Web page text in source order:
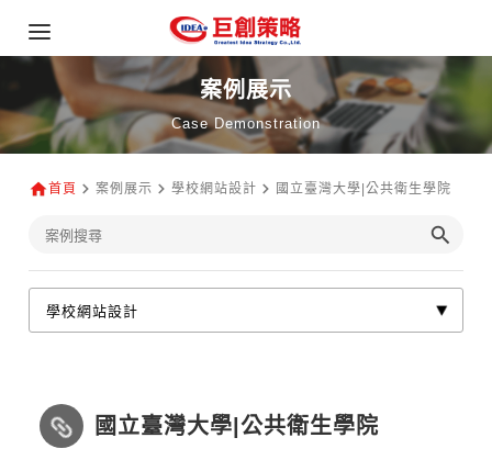
案例展示
Case Demonstration
首頁 案例展示 學校網站設計 國立臺灣大學|公共衛生學院
國立臺灣大學|公共衛生學院